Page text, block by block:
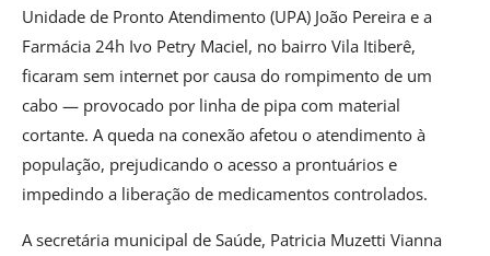
Unidade de Pronto Atendimento (UPA) João Pereira e a
Farmácia 24h Ivo Petry Maciel, no bairro Vila Itiberê,
ficaram sem internet por causa do rompimento de um
cabo — provocado por linha de pipa com material
cortante. A queda na conexão afetou o atendimento à
população, prejudicando o acesso a prontuários e
impedindo a liberação de medicamentos controlados.
A secretária municipal de Saúde, Patricia Muzetti Vianna